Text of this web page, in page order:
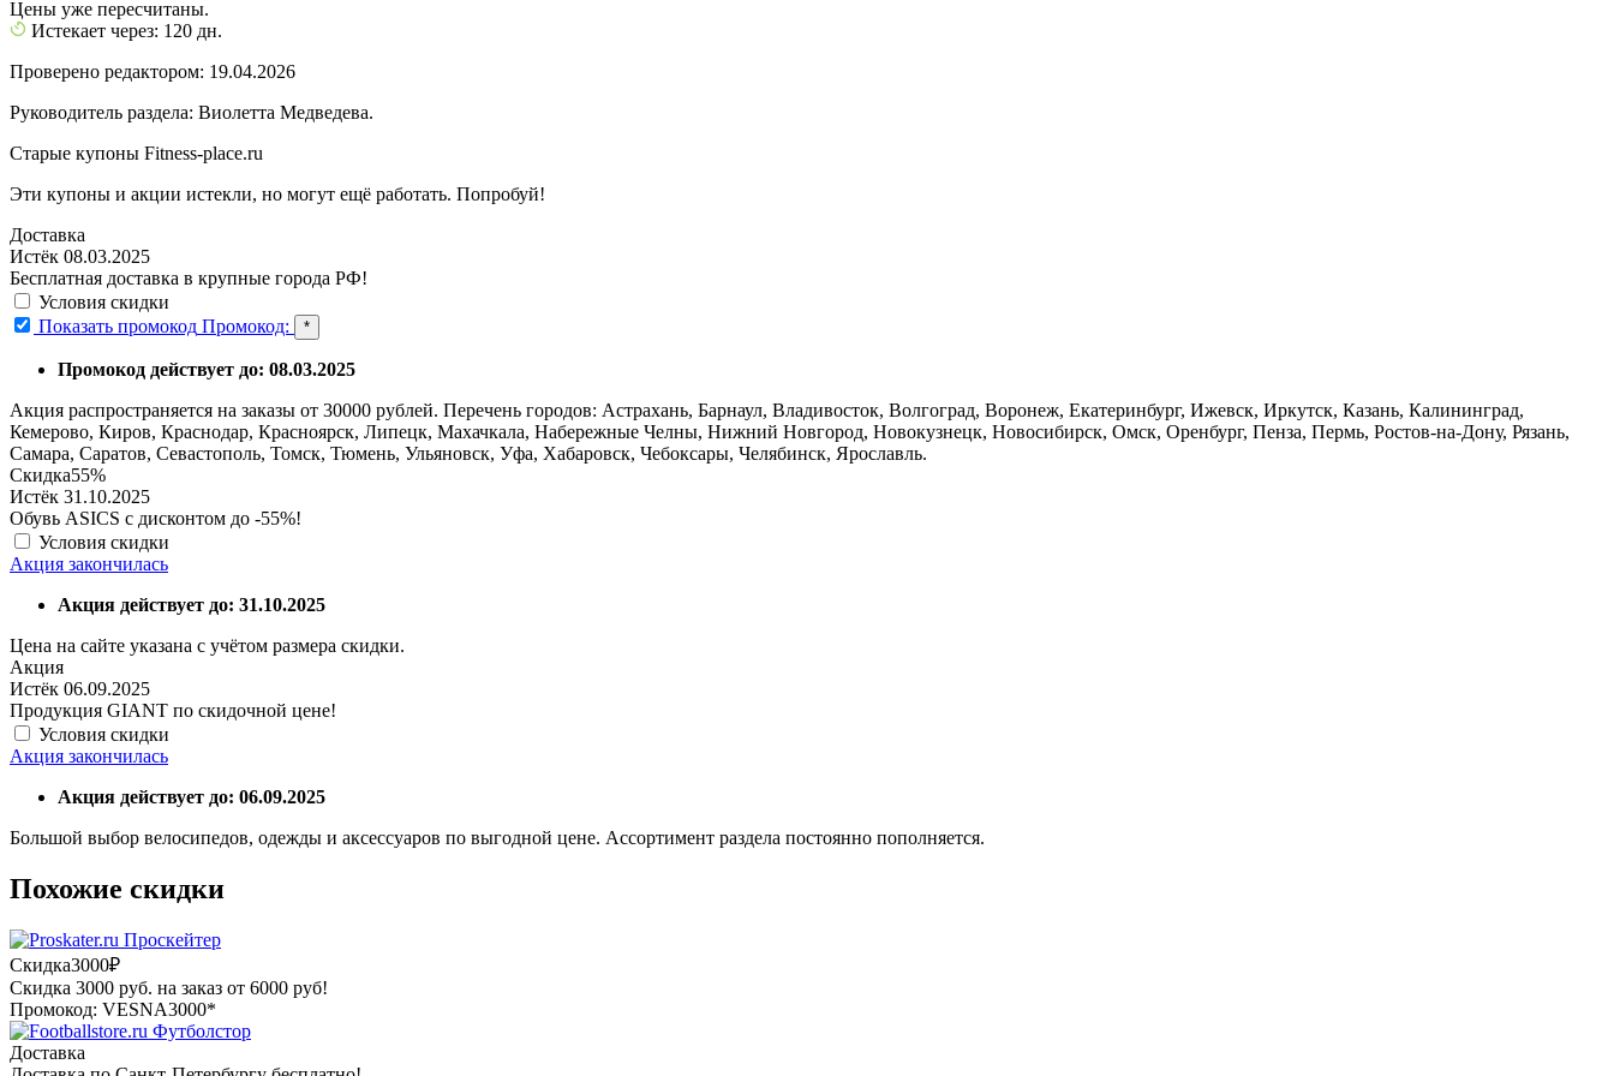
Цены уже пересчитаны.
Истекает через: 120 дн.
Проверено редактором: 19.04.2026
Руководитель раздела: Виолетта Медведева.
Старые купоны Fitness-place.ru
Эти купоны и акции истекли, но могут ещё работать. Попробуй!
Доставка
Истёк 08.03.2025
Бесплатная доставка в крупные города РФ!
Условия скидки
Показать промокод Промокод: *
Промокод действует до: 08.03.2025
Акция распространяется на заказы от 30000 рублей. Перечень городов: Астрахань, Барнаул, Владивосток, Волгоград, Воронеж, Екатеринбург, Ижевск, Иркутск, Казань, Калининград,
Кемерово, Киров, Краснодар, Красноярск, Липецк, Махачкала, Набережные Челны, Нижний Новгород, Новокузнецк, Новосибирск, Омск, Оренбург, Пенза, Пермь, Ростов-на-Дону, Рязань,
Самара, Саратов, Севастополь, Томск, Тюмень, Ульяновск, Уфа, Хабаровск, Чебоксары, Челябинск, Ярославль.
Скидка55%
Истёк 31.10.2025
Обувь ASICS с дисконтом до -55%!
Условия скидки
Акция закончилась
Акция действует до: 31.10.2025
Цена на сайте указана с учётом размера скидки.
Акция
Истёк 06.09.2025
Продукция GIANT по скидочной цене!
Условия скидки
Акция закончилась
Акция действует до: 06.09.2025
Большой выбор велосипедов, одежды и аксессуаров по выгодной цене. Ассортимент раздела постоянно пополняется.
Похожие скидки
Проскейтер
Скидка3000₽
Скидка 3000 руб. на заказ от 6000 руб!
Промокод: VESNA3000*
Футболстор
Доставка